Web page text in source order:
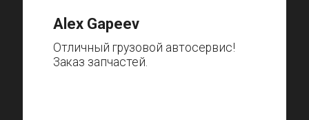
Alex Gapeev
Отличный грузовой автосервис!
Заказ запчастей.